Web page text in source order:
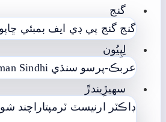
گنج
گنج گنج پي ڊي ايف بمبئي
لِپِيُون
عربڪ-پرسو سنڌي Sindhi
سھيڙِيندڙَ
ڊاڪٽر ارنيسٽ ٽرمپتاراچند